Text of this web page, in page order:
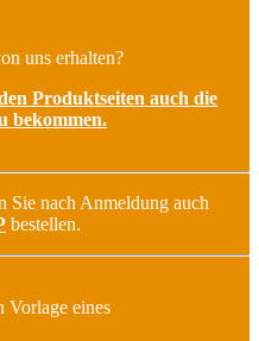
uns erhalten?
Produktseiten auch die
bekommen.
Sie nach Anmeldung auch
bestellen.
Vorlage eines